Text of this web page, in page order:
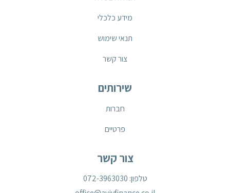
מידע כלכלי
תנאי שימוש
צור קשר
שירותים
חברות
פרטיים
צור קשר
טלפון: 072-3963030